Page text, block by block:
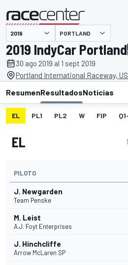
presentado por PORTLAND
2019 IndyCar Portland
30 ago 2019 al 1 sept 2019
Portland International Raceway, US
ResumenResultadosNoticias
EL PL1 PL2 W FIP
EL
PILOTO
J. Newgarden
Team Penske
M. Leist
A.J. Foyt Enterprises
J. Hinchcliffe
Arrow McLaren SP